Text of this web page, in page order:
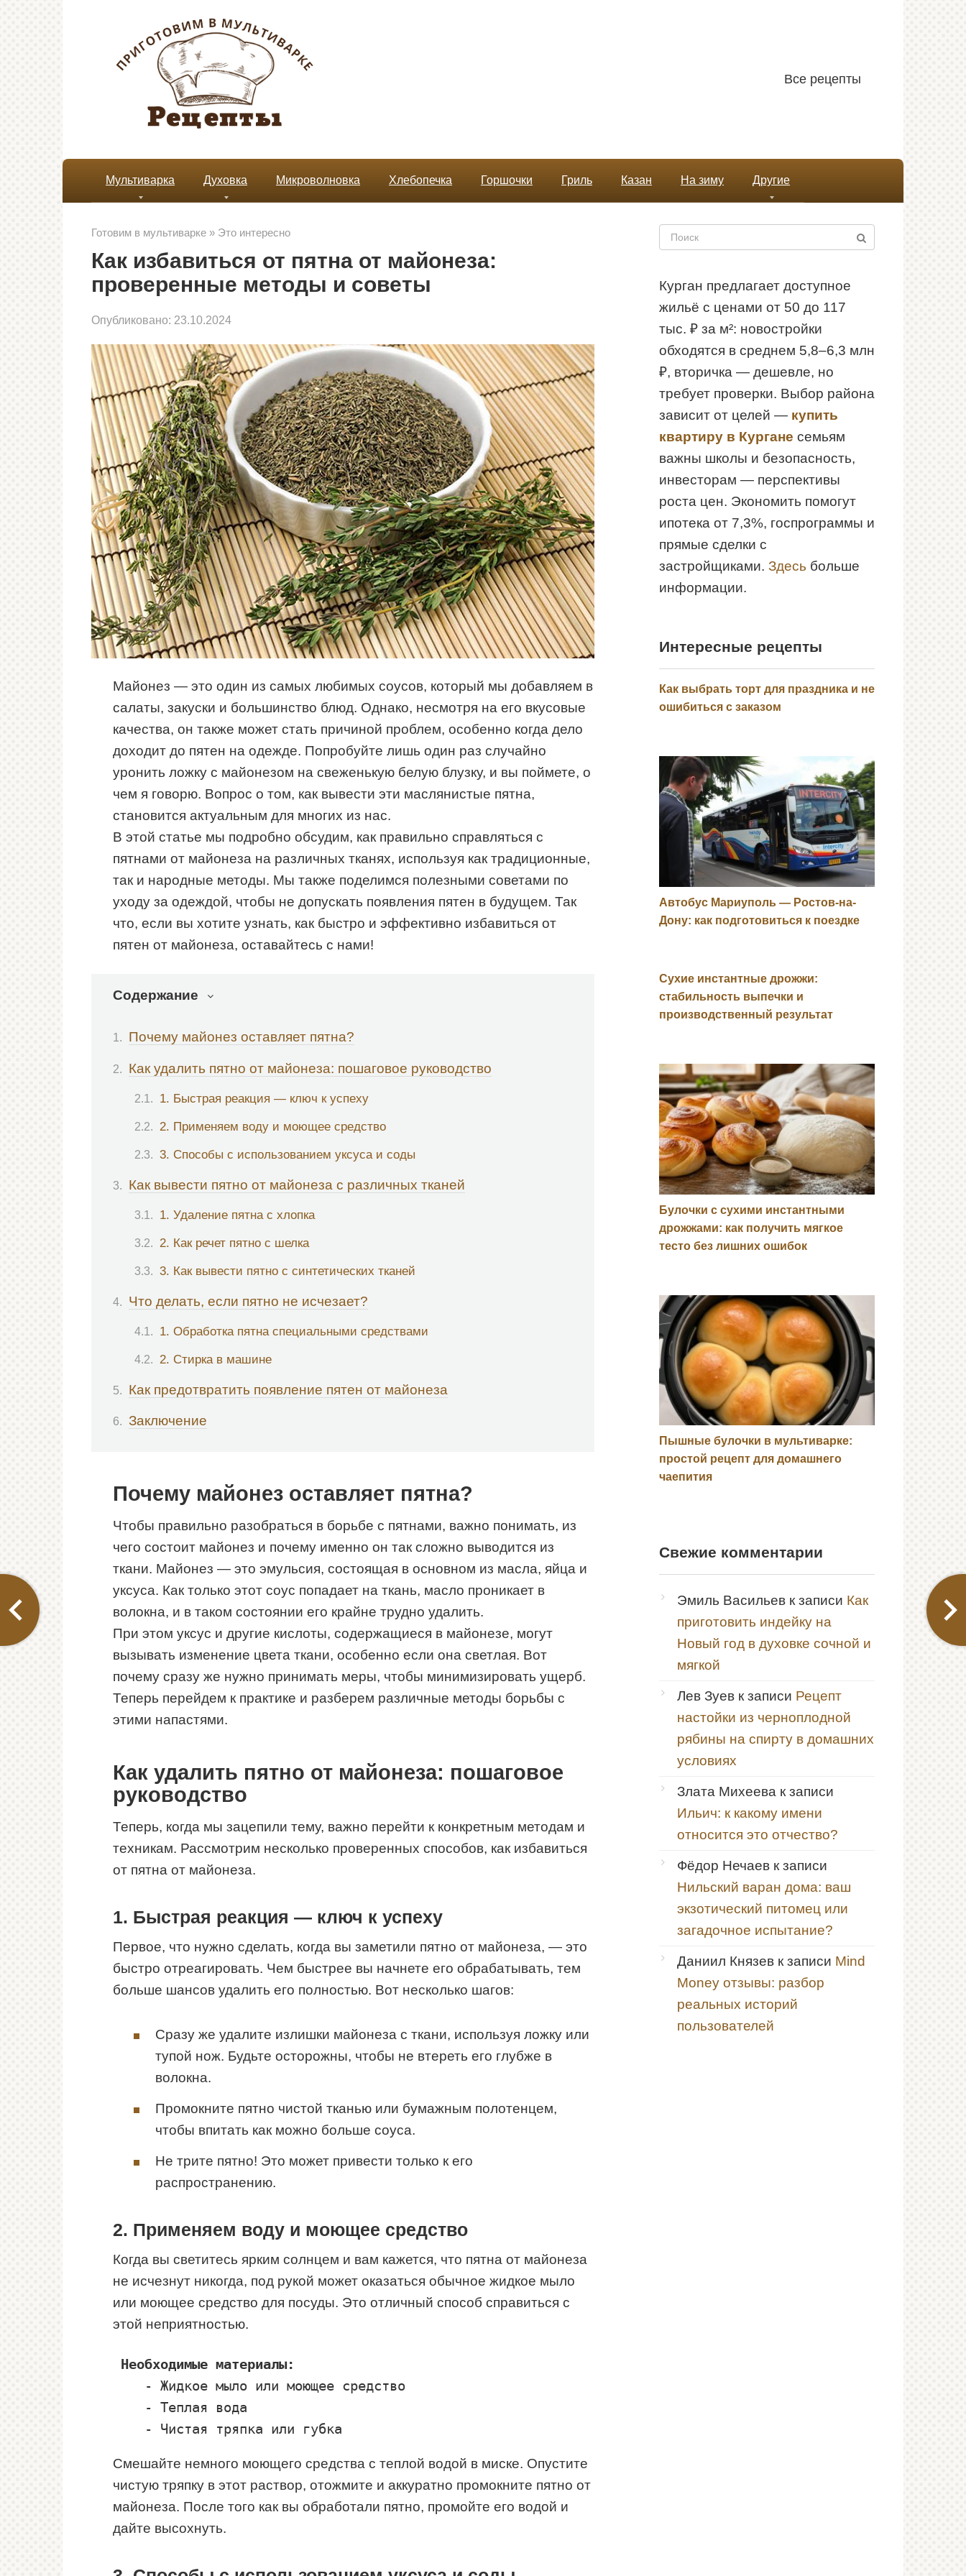
Все рецепты
Мультиварка Духовка Микроволновка Хлебопечка Горшочки Гриль Казан На зиму Другие
Готовим в мультиварке » Это интересно
Как избавиться от пятна от майонеза:
проверенные методы и советы
Опубликовано: 23.10.2024
Майонез — это один из самых любимых соусов, который мы добавляем в
салаты, закуски и большинство блюд. Однако, несмотря на его вкусовые
качества, он также может стать причиной проблем, особенно когда дело
доходит до пятен на одежде. Попробуйте лишь один раз случайно
уронить ложку с майонезом на свеженькую белую блузку, и вы поймете, о
чем я говорю. Вопрос о том, как вывести эти маслянистые пятна,
становится актуальным для многих из нас.
В этой статье мы подробно обсудим, как правильно справляться с
пятнами от майонеза на различных тканях, используя как традиционные,
так и народные методы. Мы также поделимся полезными советами по
уходу за одеждой, чтобы не допускать появления пятен в будущем. Так
что, если вы хотите узнать, как быстро и эффективно избавиться от
пятен от майонеза, оставайтесь с нами!
Содержание
Почему майонез оставляет пятна?
Как удалить пятно от майонеза: пошаговое руководство
1. Быстрая реакция — ключ к успеху
2. Применяем воду и моющее средство
3. Способы с использованием уксуса и соды
Как вывести пятно от майонеза с различных тканей
1. Удаление пятна с хлопка
2. Как речет пятно с шелка
3. Как вывести пятно с синтетических тканей
Что делать, если пятно не исчезает?
1. Обработка пятна специальными средствами
2. Стирка в машине
Как предотвратить появление пятен от майонеза
Заключение
Почему майонез оставляет пятна?
Чтобы правильно разобраться в борьбе с пятнами, важно понимать, из
чего состоит майонез и почему именно он так сложно выводится из
ткани. Майонез — это эмульсия, состоящая в основном из масла, яйца и
уксуса. Как только этот соус попадает на ткань, масло проникает в
волокна, и в таком состоянии его крайне трудно удалить.
При этом уксус и другие кислоты, содержащиеся в майонезе, могут
вызывать изменение цвета ткани, особенно если она светлая. Вот
почему сразу же нужно принимать меры, чтобы минимизировать ущерб.
Теперь перейдем к практике и разберем различные методы борьбы с
этими напастями.
Как удалить пятно от майонеза: пошаговое
руководство
Теперь, когда мы зацепили тему, важно перейти к конкретным методам и
техникам. Рассмотрим несколько проверенных способов, как избавиться
от пятна от майонеза.
1. Быстрая реакция — ключ к успеху
Первое, что нужно сделать, когда вы заметили пятно от майонеза, — это
быстро отреагировать. Чем быстрее вы начнете его обрабатывать, тем
больше шансов удалить его полностью. Вот несколько шагов:
Сразу же удалите излишки майонеза с ткани, используя ложку или
тупой нож. Будьте осторожны, чтобы не втереть его глубже в
волокна.
Промокните пятно чистой тканью или бумажным полотенцем,
чтобы впитать как можно больше соуса.
Не трите пятно! Это может привести только к его
распространению.
2. Применяем воду и моющее средство
Когда вы светитесь ярким солнцем и вам кажется, что пятна от майонеза
не исчезнут никогда, под рукой может оказаться обычное жидкое мыло
или моющее средство для посуды. Это отличный способ справиться с
этой неприятностью.
Необходимые материалы:
    - Жидкое мыло или моющее средство
    - Теплая вода
Смешайте немного моющего средства с теплой водой в миске. Опустите
чистую тряпку в этот раствор, отожмите и аккуратно промокните пятно от
майонеза. После того как вы обработали пятно, промойте его водой и
дайте высохнуть.
Поиск:
Курган предлагает доступное
жильё с ценами от 50 до 117
тыс. ₽ за м²: новостройки
обходятся в среднем 5,8–6,3 млн
₽, вторичка — дешевле, но
требует проверки. Выбор района
зависит от целей — купить
квартиру в Кургане семьям
важны школы и безопасность,
инвесторам — перспективы
роста цен. Экономить помогут
ипотека от 7,3%, госпрограммы и
прямые сделки с
застройщиками. Здесь больше
информации.
Интересные рецепты
Как выбрать торт для праздника и не
ошибиться с заказом
Автобус Мариуполь — Ростов-на-
Дону: как подготовиться к поездке
Сухие инстантные дрожжи:
стабильность выпечки и
производственный результат
Булочки с сухими инстантными
дрожжами: как получить мягкое
тесто без лишних ошибок
Пышные булочки в мультиварке:
простой рецепт для домашнего
чаепития
Свежие комментарии
Эмиль Васильев к записи Как
приготовить индейку на
Новый год в духовке сочной и
мягкой
Лев Зуев к записи Рецепт
настойки из черноплодной
рябины на спирту в домашних
условиях
Злата Михеева к записи
Ильич: к какому имени
относится это отчество?
Фёдор Нечаев к записи
Нильский варан дома: ваш
экзотический питомец или
загадочное испытание?
Даниил Князев к записи Mind
Money отзывы: разбор
реальных историй
пользователей